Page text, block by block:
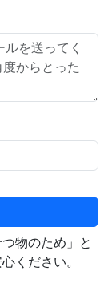
物のため」と
ください。